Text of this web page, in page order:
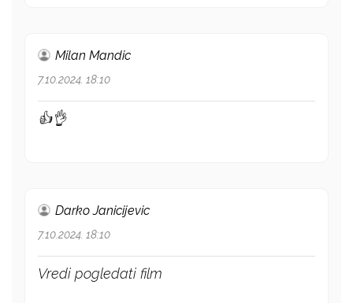
Milan Mandic
7.10.2024. 18:10
👍👌
Darko Janicijevic
7.10.2024. 18:10
Vredi pogledati film